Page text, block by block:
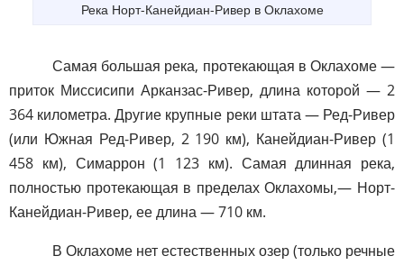
Река Норт-Канейдиан-Ривер в Оклахоме
Самая большая река, протекающая в Оклахоме —
приток Миссисипи Арканзас-Ривер, длина которой — 2
364 километра. Другие крупные реки штата — Ред-Ривер
(или Южная Ред-Ривер, 2 190 км), Канейдиан-Ривер (1
458 км), Симаррон (1 123 км). Самая длинная река,
полностью протекающая в пределах Оклахомы,— Норт-
Канейдиан-Ривер, ее длина — 710 км.
В Оклахоме нет естественных озер (только речные